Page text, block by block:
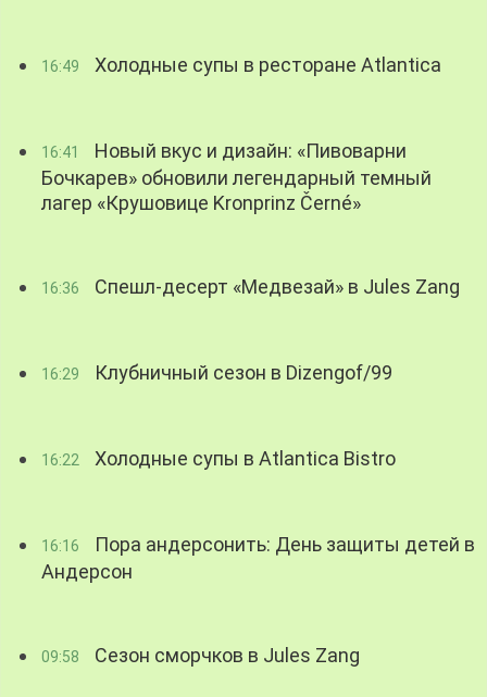
16:49 Холодные супы в ресторане Atlantica
16:41
Новый вкус и дизайн: «Пивоварни
Бочкарев» обновили легендарный темный
лагер «Крушовице Kronprinz Černé»
16:36 Спешл-десерт «Медвезай» в Jules Zang
16:29 Клубничный сезон в Dizengof/99
16:22 Холодные супы в Atlantica Bistro
16:16
Пора андерсонить: День защиты детей в
Андерсон
09:58 Сезон сморчков в Jules Zang